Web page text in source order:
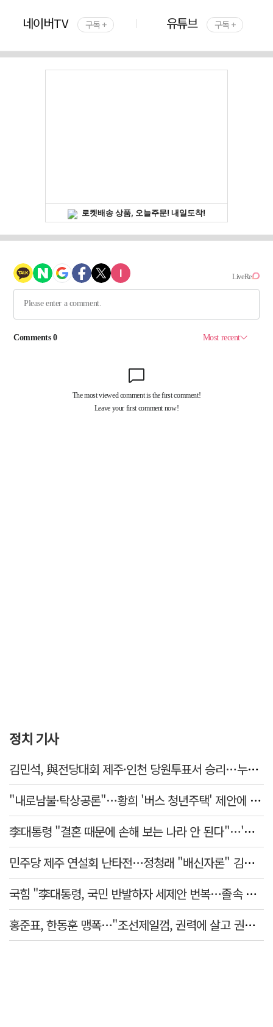
네이버TV 구독 + 유튜브 구독 +
정치 기사
김민석, 與전당대회 제주·인천 당원투표서 승리…누적 득표는 '초박빙'
"내로남불·탁상공론"…황희 '버스 청년주택' 제안에 與 내부서도 쓴소리
李대통령 "결혼 때문에 손해 보는 나라 안 된다"…'결혼 페널티' 22개 손본다
민주당 제주 연설회 난타전…정청래 "배신자론" 김민석 "관리 무능"
국힘 "李대통령, 국민 반발하자 세제안 번복…졸속 국정 즉각 중단"
홍준표, 한동훈 맹폭…"조선제일껌, 권력에 살고 권력에 죽었다"